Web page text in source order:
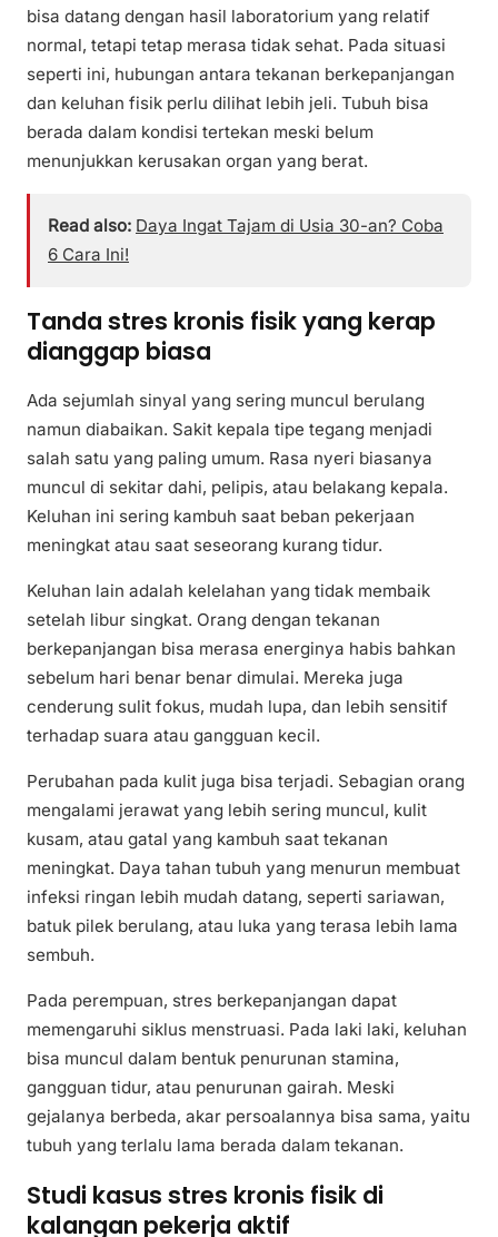
bisa datang dengan hasil laboratorium yang relatif
normal, tetapi tetap merasa tidak sehat. Pada situasi
seperti ini, hubungan antara tekanan berkepanjangan
dan keluhan fisik perlu dilihat lebih jeli. Tubuh bisa
berada dalam kondisi tertekan meski belum
menunjukkan kerusakan organ yang berat.
Read also: Daya Ingat Tajam di Usia 30-an? Coba
6 Cara Ini!
Tanda stres kronis fisik yang kerap
dianggap biasa
Ada sejumlah sinyal yang sering muncul berulang
namun diabaikan. Sakit kepala tipe tegang menjadi
salah satu yang paling umum. Rasa nyeri biasanya
muncul di sekitar dahi, pelipis, atau belakang kepala.
Keluhan ini sering kambuh saat beban pekerjaan
meningkat atau saat seseorang kurang tidur.
Keluhan lain adalah kelelahan yang tidak membaik
setelah libur singkat. Orang dengan tekanan
berkepanjangan bisa merasa energinya habis bahkan
sebelum hari benar benar dimulai. Mereka juga
cenderung sulit fokus, mudah lupa, dan lebih sensitif
terhadap suara atau gangguan kecil.
Perubahan pada kulit juga bisa terjadi. Sebagian orang
mengalami jerawat yang lebih sering muncul, kulit
kusam, atau gatal yang kambuh saat tekanan
meningkat. Daya tahan tubuh yang menurun membuat
infeksi ringan lebih mudah datang, seperti sariawan,
batuk pilek berulang, atau luka yang terasa lebih lama
sembuh.
Pada perempuan, stres berkepanjangan dapat
memengaruhi siklus menstruasi. Pada laki laki, keluhan
bisa muncul dalam bentuk penurunan stamina,
gangguan tidur, atau penurunan gairah. Meski
gejalanya berbeda, akar persoalannya bisa sama, yaitu
tubuh yang terlalu lama berada dalam tekanan.
Studi kasus stres kronis fisik di
kalangan pekerja aktif